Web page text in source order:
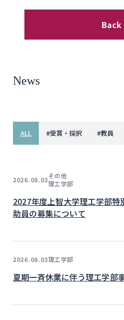
Back
News
ALL #受賞・採択 #教員
2026.08.03その他
理工学部
2027年度上智大学理工学部特
助員の募集について
2026.08.03理工学部
夏期一斉休業に伴う理工学部